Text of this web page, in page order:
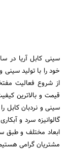
خود را با تولید
از شروع فعالیت
قیمت و بالاترین
سینی و نردبان کابل
گالوانیزه سرد و
ابعاد مختلف و طبق
مشتریان گرامی